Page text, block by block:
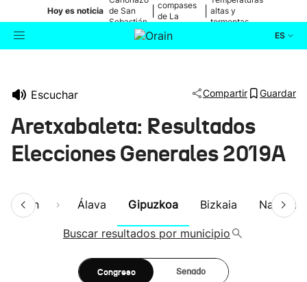
Hoy es noticia de San
Sebastián
compases
de La
altas y
tormentas
ES
Escuchar Compartir Guardar
Aretxabaleta: Resultados
Elecciones Generales 2019A
Álava Gipuzkoa Bizkaia Navarra
Buscar resultados por municipio
Congreso Senado